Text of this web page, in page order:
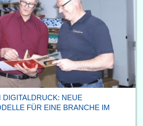
NEUE
FÜR EINE BRANCHE IM